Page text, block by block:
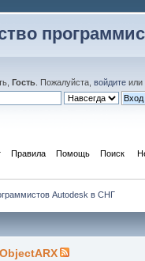
Гость . Пожалуйста,войдите или
Правила Помощь Поиск
Autodesk в СНГ
ObjectARX